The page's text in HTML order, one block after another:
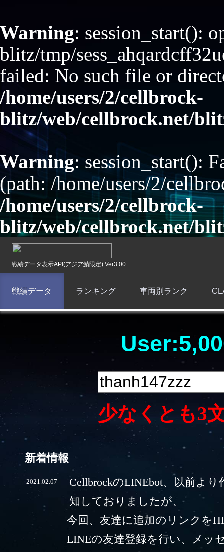
Warning: session_start():
blitz/tmp/
failed: No such file or
/home/users/2/cellbrock-
blitz/web/cellbrock.net/
Warning: session_start():
(path: /home/users/2/
/home/users/2/cellbrock-
blitz/web/cellbrock.net/
戦績データ表示API(アジア鯖限定) Ver3.00
戦績データ ランキング 車両別ランク
少なくとも3
新着情報
2021.02.07
CellbrockのLINEbot、以前よ
知しておりましたが、
今回、友達に追加のリンクを
LINEの友達登録を行い、メ